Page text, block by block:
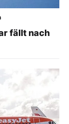
fällt nach